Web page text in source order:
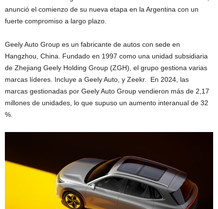
anunció el comienzo de su nueva etapa en la Argentina con un
fuerte compromiso a largo plazo.
Geely Auto Group es un fabricante de autos con sede en
Hangzhou, China. Fundado en 1997 como una unidad subsidiaria
de Zhejiang Geely Holding Group (ZGH), el grupo gestiona varias
marcas líderes. Incluye a Geely Auto, y Zeekr. En 2024, las
marcas gestionadas por Geely Auto Group vendieron más de 2,17
millones de unidades, lo que supuso un aumento interanual de 32
%.